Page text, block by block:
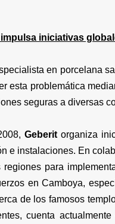
iniciativas
en porcelana
esta problemática
seguras a diversas
Geberit organiza
e instalaciones. En
regiones para
en Camboya,
de los famosos
cuenta